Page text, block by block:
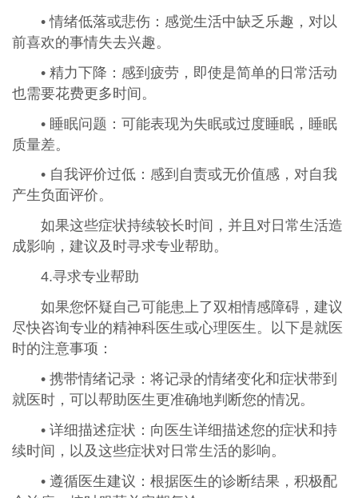
• 情绪低落或悲伤：感觉生活中缺乏乐趣，对以
前喜欢的事情失去兴趣。
• 精力下降：感到疲劳，即使是简单的日常活动
也需要花费更多时间。
• 睡眠问题：可能表现为失眠或过度睡眠，睡眠
质量差。
• 自我评价过低：感到自责或无价值感，对自我
产生负面评价。
如果这些症状持续较长时间，并且对日常生活造
成影响，建议及时寻求专业帮助。
4.寻求专业帮助
如果您怀疑自己可能患上了双相情感障碍，建议
尽快咨询专业的精神科医生或心理医生。以下是就医
时的注意事项：
• 携带情绪记录：将记录的情绪变化和症状带到
就医时，可以帮助医生更准确地判断您的情况。
• 详细描述症状：向医生详细描述您的症状和持
续时间，以及这些症状对日常生活的影响。
• 遵循医生建议：根据医生的诊断结果，积极配